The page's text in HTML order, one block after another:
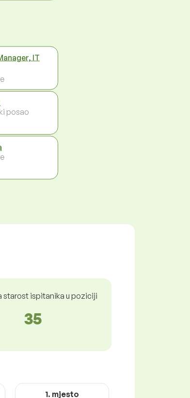
IT
posao
starost ispitanika u poziciji
35
1. mjesto